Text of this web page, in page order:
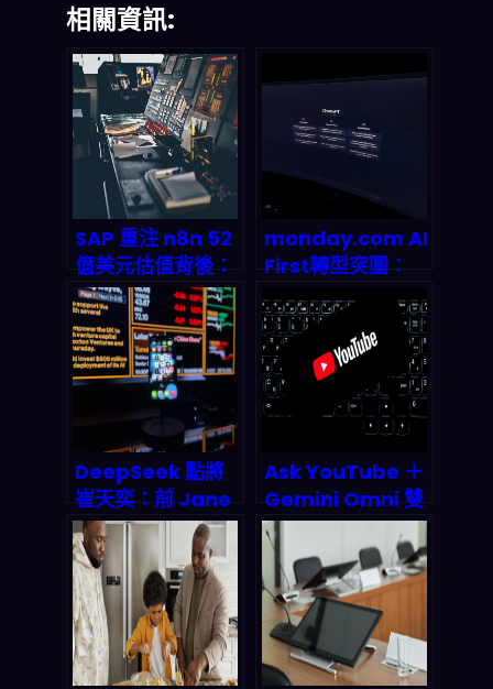
相關資訊:
SAP 重注 n8n 52
億美元估值背後：
AI 工作流編排如何
成為 2026 年被動
收入帝國的隱形地
基
monday.com AI
First轉型突圍：
SaaS龍頭如何靠
39.2億營收碾壓市
場預期？
DeepSeek 點將
崔天奕：前 Jane
Street 量化老兵
執掌 Harness 團
隊，代理式 AI 正
在改寫金融市場的
底層邏輯
Ask YouTube ＋
Gemini Omni 雙
殺登場：對話式 AI
搜片與 Shorts 自
動產稿如何改寫
2026 影音經濟規
則